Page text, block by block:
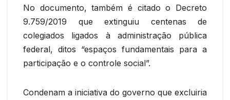
No documento, também é citado o Decreto
9.759/2019 que extinguiu centenas de
colegiados ligados à administração pública
federal, ditos “espaços fundamentais para a
participação e o controle social”.
Condenam a iniciativa do governo que excluiria